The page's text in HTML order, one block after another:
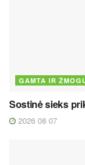
GAMTA IR
Sostinė sieks
2026 08 07